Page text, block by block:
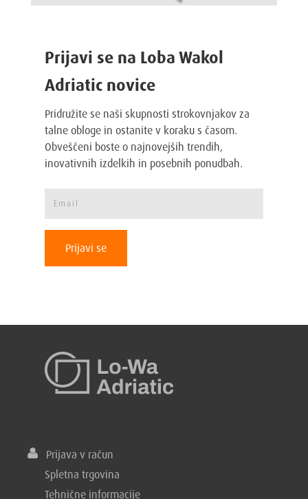
Prijavi se na Loba Wakol
Adriatic novice
Pridružite se naši skupnosti strokovnjakov za
talne obloge in ostanite v koraku s časom.
Obveščeni boste o najnovejših trendih,
inovativnih izdelkih in posebnih ponudbah.
Prijavi se
Prijava v račun
Spletna trgovina
Tehnične informacije